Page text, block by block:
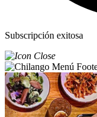
Subscripción exitosa